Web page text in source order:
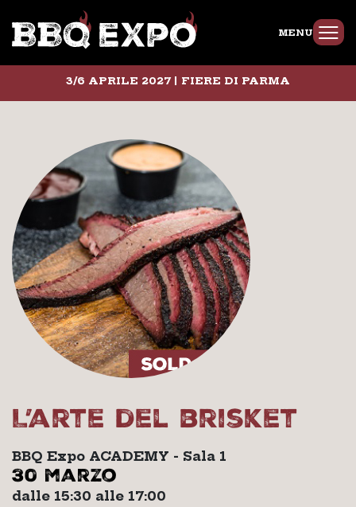
MENU
3/6 APRILE 2027 | FIERE DI PARMA
L’arte del brisket
BBQ Expo ACADEMY - Sala 1
30 marzo
dalle 15:30 alle 17:00